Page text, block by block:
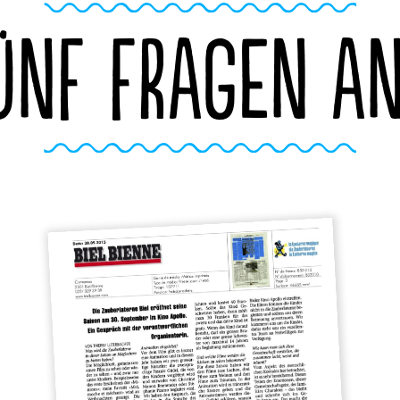
FRAGEN